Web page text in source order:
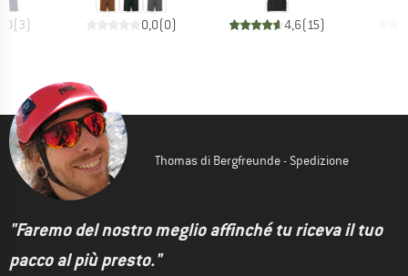
(3) 0,0(0) 4,6(15)
Thomas di Bergfreunde - Spedizione
"Faremo del nostro meglio affinché tu riceva il tuo
pacco al più presto."